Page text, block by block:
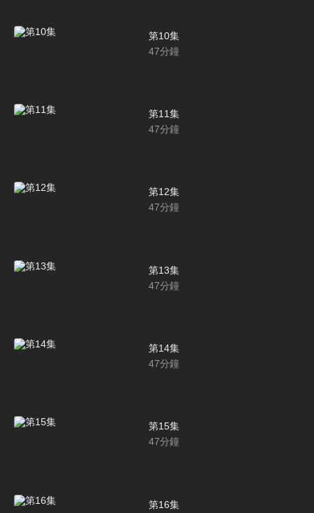
第10集
47分鐘
第11集
47分鐘
第12集
47分鐘
第13集
47分鐘
第14集
47分鐘
第15集
47分鐘
第16集